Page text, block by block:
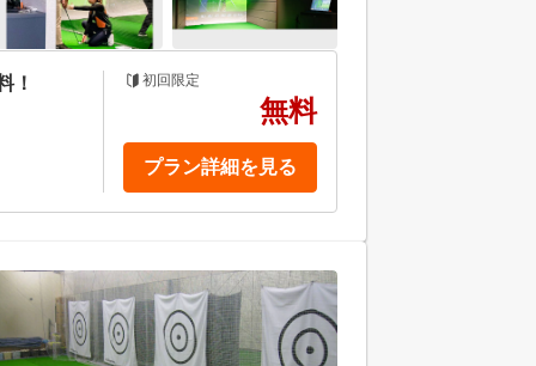
！ 初回限定
無料
プラン詳細を見る